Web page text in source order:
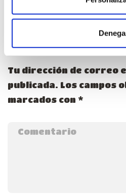
DEJA TU
Tu dirección de correo
publicada. Los campos
marcados con *